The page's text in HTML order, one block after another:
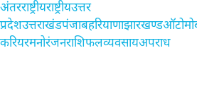
Skip
to
content
अंतरराष्ट्रीयराष्ट्रीयउत्तर
प्रदेशउत्तराखंडपंजाबहरियाणाझारखण्ड
करियरमनोरंजनराशिफलव्यवसायअपराध